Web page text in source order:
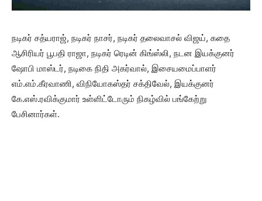
நடிகர் சத்யராஜ், நடிகர் நாசர், நடிகர் தலைவாசல் விஜய், கதை
ஆசிரியர் பூபதி ராஜா, நடிகர் ரெடின் கிங்ஸ்லி, நடன இயக்குனர்
ஷோபி மாஸ்டர், நடிகை நிதி அகர்வால், இசையமைப்பாளர்
எம்.எம்.கீரவாணி, விநியோகஸ்தர் சக்திவேல், இயக்குனர்
கே.எஸ்.ரவிக்குமார் உள்ளிட்டோரும் நிகழ்வில் பங்கேற்று
பேசினார்கள்.